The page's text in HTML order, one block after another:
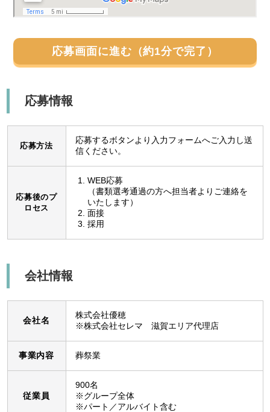
応募画面に進む（約1分で完了）
応募情報
応募方法
応募するボタンより入力フォームへご入力し送
信ください。
応募後のプ
ロセス
WEB応募
（書類選考通過の方へ担当者よりご連絡を
いたします）
面接
採用
会社情報
会社名
株式会社優穂
※株式会社セレマ 滋賀エリア代理店
事業内容 葬祭業
従業員
900名
※グループ全体
※パート／アルバイト含む